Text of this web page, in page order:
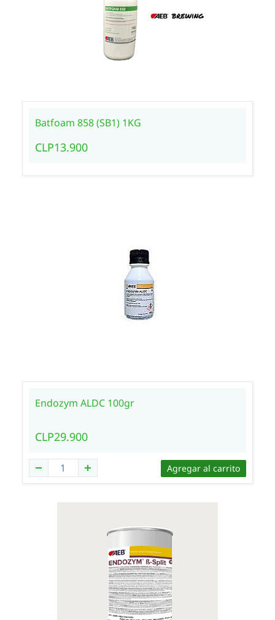
Batfoam 858 (SB1) 1KG
CLP13.900
Endozym ALDC 100gr
CLP29.900
Agregar al carrito